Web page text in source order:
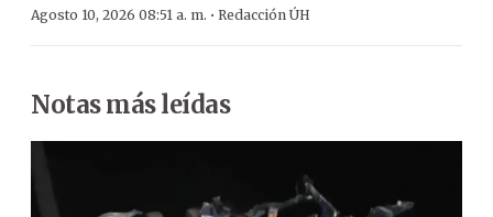
Agosto 10, 2026 08:51 a. m. · Redacción ÚH
Notas más leídas